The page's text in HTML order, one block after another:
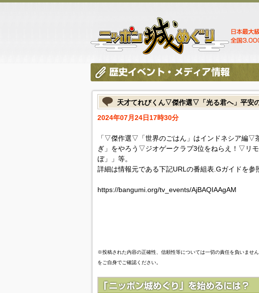
天才てれびくん▽傑作選▽「光る君へ」平安
2024年07月24日17時30分
「▽傑作選▽「世界のごはん」はインドネシア編▽
ぎ」をやろう▽ジオゲークラブ3位をねらえ！▽リ
ぼ」」等。
詳細は情報元である下記URLの番組表.Gガイドを参
https://bangumi.org/tv_events/AjBAQIAAgAM
※投稿された内容の正確性、信頼性等については一切の責任を負いませ
をご自身でご確認ください。